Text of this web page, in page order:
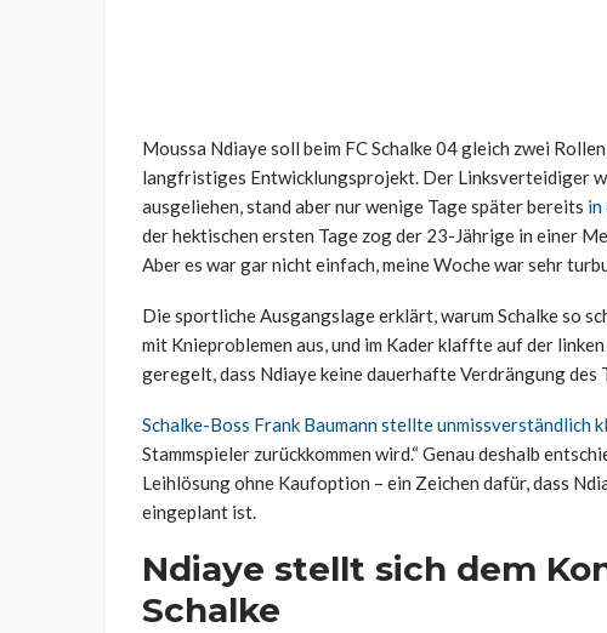
Moussa Ndiaye soll beim FC Schalke 04 gleich zwei
langfristiges Entwicklungsprojekt. Der Linksverteidiger
ausgeliehen, stand aber nur wenige Tage später bereits in
der hektischen ersten Tage zog der 23-Jährige in einer
Aber es war gar nicht einfach, meine Woche war sehr
Die sportliche Ausgangslage erklärt, warum Schalke so
mit Knieproblemen aus, und im Kader klaffte auf der
geregelt, dass Ndiaye keine dauerhafte Verdrängung des
Schalke-Boss Frank Baumann stellte unmissverständlich
Stammspieler zurückkommen wird.“ Genau deshalb
Leihlösung ohne Kaufoption – ein Zeichen dafür, dass
eingeplant ist.
Ndiaye stellt sich dem
Schalke